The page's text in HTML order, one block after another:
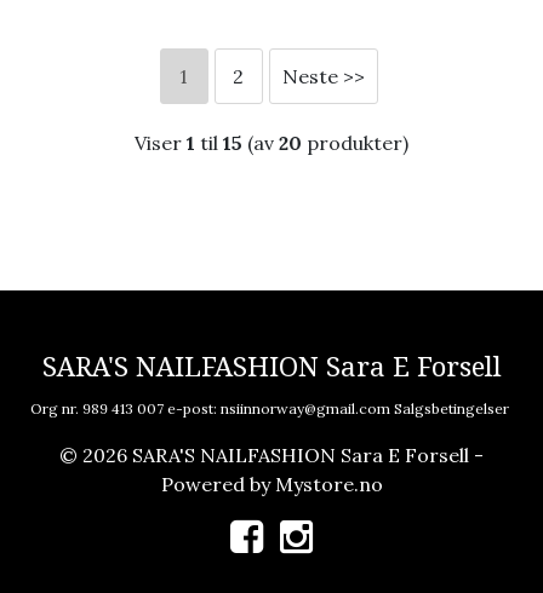
1 2 Neste >>
Viser 1 til 15 (av 20 produkter)
SARA'S NAILFASHION Sara E Forsell
Org nr. 989 413 007 e-post: nsiinnorway@gmail.com Salgsbetingelser
© 2026 SARA'S NAILFASHION Sara E Forsell -
Powered by Mystore.no